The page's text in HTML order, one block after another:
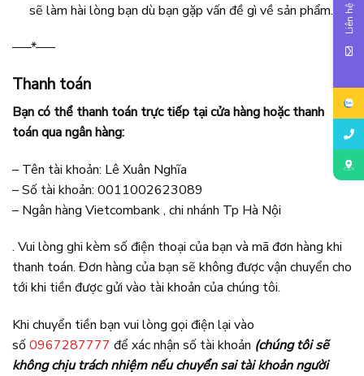
sẽ làm hài lòng bạn dù bạn gặp vấn đề gì về sản phẩm.
—–*—–
Thanh toán
Bạn có thể thanh toán trực tiếp tại cửa hàng hoặc thanh
toán qua ngân hàng:
– Tên tài khoản: Lê Xuân Nghĩa
– Số tài khoản: 0011002623089
– Ngân hàng Vietcombank , chi nhánh Tp Hà Nội
. Vui lòng ghi kèm số điện thoại của bạn và mã đơn hàng khi
thanh toán. Đơn hàng của bạn sẽ không được vận chuyển cho
tới khi tiền được gửi vào tài khoản của chúng tôi.
Khi chuyển tiền bạn vui lòng gọi điện lại vào
số0967287777 để xác nhận số tài khoản (chúng tôi sẽ
không chịu trách nhiệm nếu chuyển sai tài khoản người
Liên hệ